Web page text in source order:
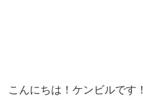
こんにちは！ケンビルです！